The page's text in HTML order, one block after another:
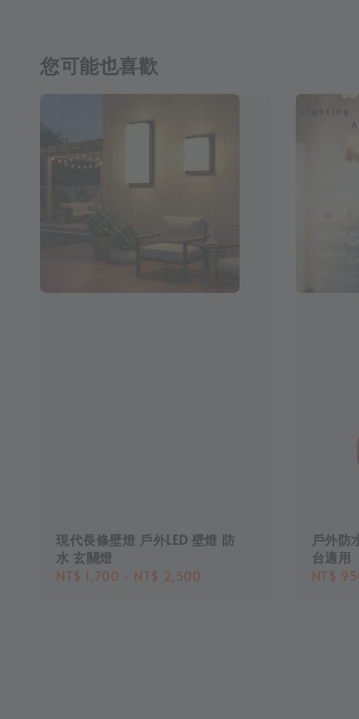
您可能也喜歡
現代長條壁燈 戶外LED 壁燈 防
水 玄關燈
Regular
NT$ 1,700 - NT$ 2,500
戶外防
台適用
NT$